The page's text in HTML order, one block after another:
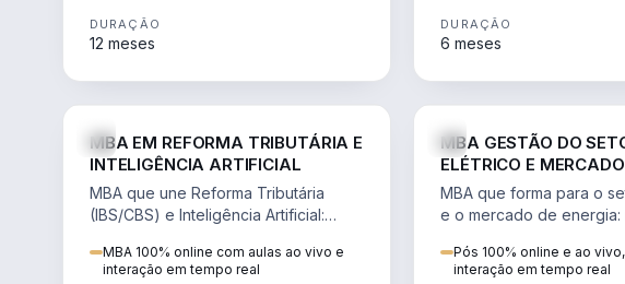
DURAÇÃO
12 meses
DURAÇÃO
6 meses
MBA EM REFORMA TRIBUTÁRIA E
INTELIGÊNCIA ARTIFICIAL
MBA que une Reforma Tributária
(IBS/CBS) e Inteligência Artificial:
RPA e automação da rotina fiscal.
MBA 100% online com aulas ao vivo e
interação em tempo real
MBA GESTÃO DO
ELÉTRICO E
ENERGIA
MBA que forma para o
e o mercado de energia:
transmissão e revisão
Pós 100% online e ao
interação em tempo real